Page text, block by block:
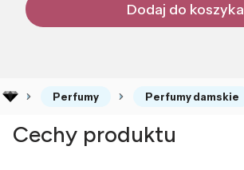
Dodaj do koszyka
Perfumy Perfumy damskie
Cechy produktu